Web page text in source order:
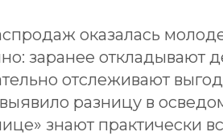
оказалась
заранее откладывают
отслеживают
разницу в
знают практически